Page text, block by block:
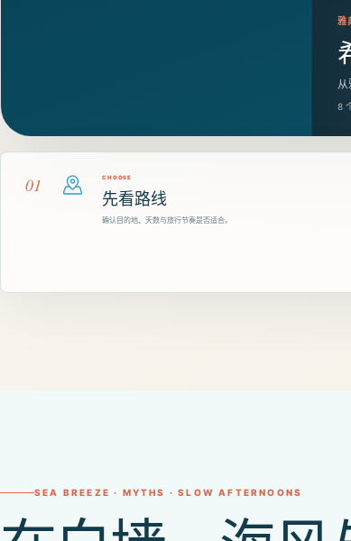
雅
从
8
01 CHOOSE
先看路线
确认目的地、天数与旅行节奏是否适合。
SEA BREEZE · MYTHS · SLOW AFTERNOONS